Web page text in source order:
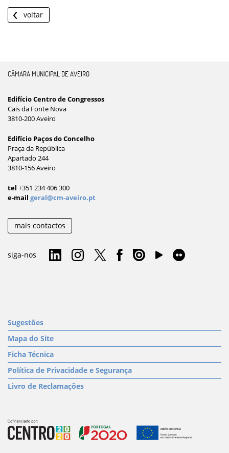
voltar
CÂMARA MUNICIPAL DE AVEIRO
Edifício Centro de Congressos
Cais da Fonte Nova
3810-200 Aveiro
Edifício Paços do Concelho
Praça da República
Apartado 244
3810-156 Aveiro
tel +351 234 406 300
e-mail geral@cm-aveiro.pt
mais contactos
siga-nos
Sugestões
Mapa do Site
Ficha Técnica
Política de Privacidade e Segurança
Livro de Reclamações